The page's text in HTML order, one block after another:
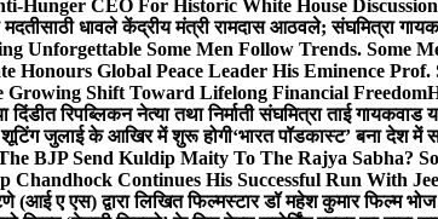
Hunger CEO For Historic White House
मदतीसाठी धावले केंद्रीय मंत्री रामदास आठवले; संघमित्रा
Some Men Follow Trends. Some
Honours Global Peace Leader His Eminence
Shift Toward Lifelong Financial Freedom
दिंडीत रिपब्लिकन नेत्या तथा निर्माती संघमित्रा ताई गायकवाड
जुलाई के आखिर में शुरू होगी‘भारत पॉडकास्ट’ बना देश में
BJP Send Kuldip Maity To The Rajya Sabha?
Chandhock Continues His Successful Run With
(आई ए एस) द्वारा लिखित फिल्मस्टार डॉ महेश कुमार फिल्म